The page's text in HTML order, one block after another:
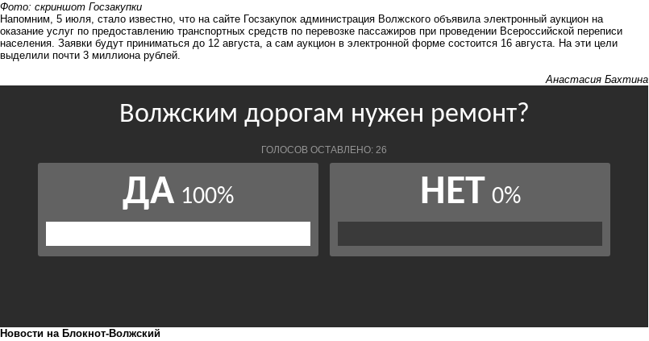
Фото: скриншот Госзакупки
Напомним, 5 июля, стало известно, что на сайте Госзакупок администрация Волжского объявила электронный аукцион на
оказание услуг по предоставлению транспортных средств по перевозке пассажиров при проведении Всероссийской переписи
населения. Заявки будут приниматься до 12 августа, а сам аукцион в электронной форме состоится 16 августа. На эти цели
выделили почти 3 миллиона рублей.
Анастасия Бахтина
Новости на Блoкнoт-Волжский